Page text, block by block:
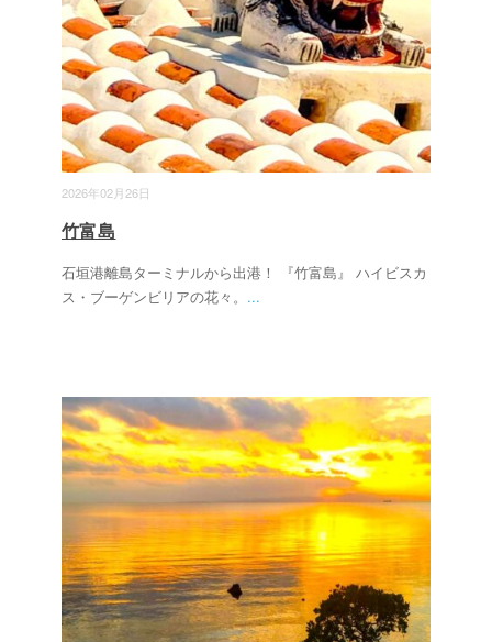
2026年02月26日
竹富島
石垣港離島ターミナルから出港！ 『竹富島』 ハイビスカ
ス・ブーゲンビリアの花々。 ...